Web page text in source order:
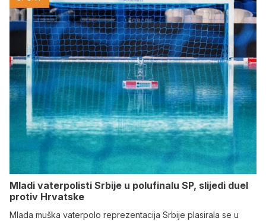
Mladi vaterpolisti Srbije u polufinalu SP, slijedi duel
protiv Hrvatske
Mlada muška vaterpolo reprezentacija Srbije plasirala se u